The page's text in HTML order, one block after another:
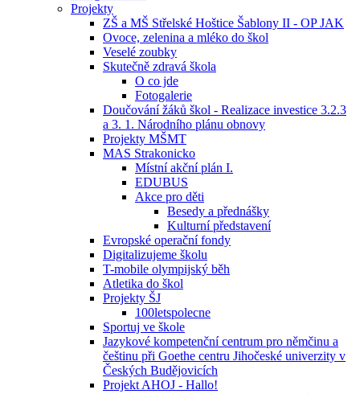
Projekty
ZŠ a MŠ Střelské Hoštice Šablony II - OP JAK
Ovoce, zelenina a mléko do škol
Veselé zoubky
Skutečně zdravá škola
O co jde
Fotogalerie
Doučování žáků škol - Realizace investice 3.2.3
a 3. 1. Národního plánu obnovy
Projekty MŠMT
MAS Strakonicko
Místní akční plán I.
EDUBUS
Akce pro děti
Besedy a přednášky
Kulturní představení
Evropské operační fondy
Digitalizujeme školu
T-mobile olympijský běh
Atletika do škol
Projekty ŠJ
100letspolecne
Sportuj ve škole
Jazykové kompetenční centrum pro němčinu a
češtinu při Goethe centru Jihočeské univerzity v
Českých Budějovicích
Projekt AHOJ - Hallo!